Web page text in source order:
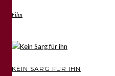
Film
KEIN SARG FÜR IHN